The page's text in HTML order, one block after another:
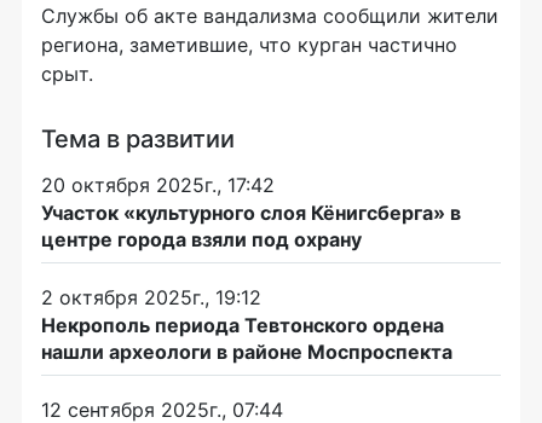
Службы об акте вандализма сообщили жители
региона, заметившие, что курган частично
срыт.
Тема в развитии
20 октября 2025г., 17:42
Участок «культурного слоя Кёнигсберга» в
центре города взяли под охрану
2 октября 2025г., 19:12
Некрополь периода Тевтонского ордена
нашли археологи в районе Моспроспекта
12 сентября 2025г., 07:44